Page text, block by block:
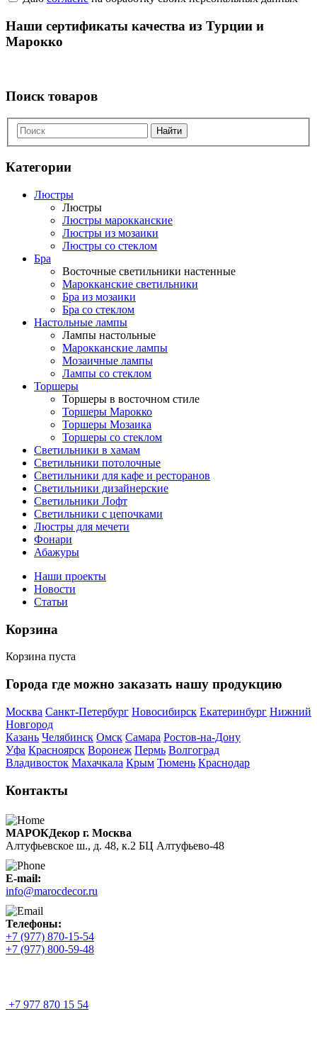
Наши сертификаты качества из Турции и
Марокко
Поиск товаров
Найти
Категории
Люстры
Люстры
Люстры марокканские
Люстры из мозаики
Люстры со стеклом
Бра
Восточные светильники настенные
Марокканские светильники
Бра из мозаики
Бра со стеклом
Настольные лампы
Лампы настольные
Марокканские лампы
Мозаичные лампы
Лампы со стеклом
Торшеры
Торшеры в восточном стиле
Торшеры Марокко
Торшеры Мозаика
Торшеры со стеклом
Светильники в хамам
Светильники потолочные
Светильники для кафе и ресторанов
Светильники дизайнерские
Светильники Лофт
Светильники с цепочками
Люстры для мечети
Фонари
Абажуры
Наши проекты
Новости
Статьи
Корзина
Корзина пуста
Города где можно заказать нашу продукцию
Москва Санкт-Петербург Новосибирск Екатеринбург Нижний
Новгород
Казань Челябинск Омск Самара Ростов-на-Дону
Уфа Красноярск Воронеж Пермь Волгоград
Владивосток Махачкала Крым Тюмень Краснодар
Контакты
МАРОКДекор г. Москва
Алтуфьевское ш., д. 48, к.2 БЦ Алтуфьево-48
E-mail:
info@marocdecor.ru
Телефоны:
+7 (977) 870-15-54
+7 (977) 800-59-48
+7 977 870 15 54